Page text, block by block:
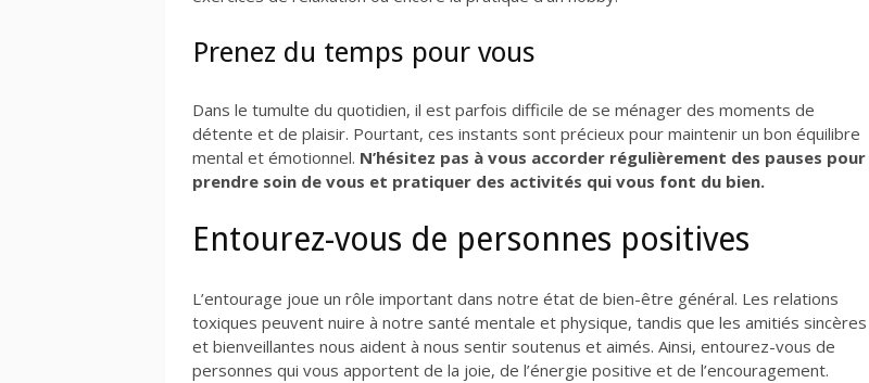
Prenez du temps pour vous
Dans le tumulte du quotidien, il est parfois difficile de se ménager des moments de
détente et de plaisir. Pourtant, ces instants sont précieux pour maintenir un bon équilibre
mental et émotionnel. N’hésitez pas à vous accorder régulièrement des pauses pour
prendre soin de vous et pratiquer des activités qui vous font du bien.
Entourez-vous de personnes positives
L’entourage joue un rôle important dans notre état de bien-être général. Les relations
toxiques peuvent nuire à notre santé mentale et physique, tandis que les amitiés sincères
et bienveillantes nous aident à nous sentir soutenus et aimés. Ainsi, entourez-vous de
personnes qui vous apportent de la joie, de l’énergie positive et de l’encouragement.